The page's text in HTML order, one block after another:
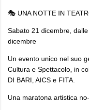
🎭 UNA NOTTE IN
Sabato 21 dicembre,
dicembre
Un evento unico nel suo
Cultura e Spettacolo, in
DI BARI, AICS e FITA.
Una maratona artistica